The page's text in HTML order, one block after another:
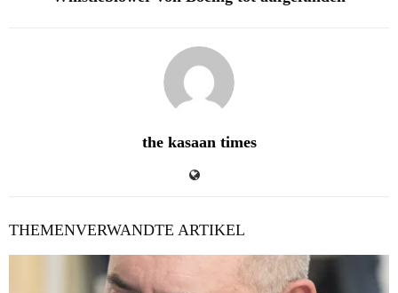
the kasaan times
THEMENVERWANDTE ARTIKEL